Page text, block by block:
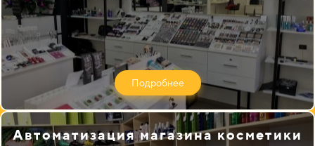
Подробнее
Автоматизация магазина косметики